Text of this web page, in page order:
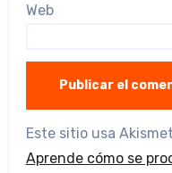
Web
Este sitio usa
Aprende cómo se